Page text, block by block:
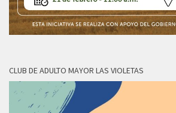
CLUB DE ADULTO MAYOR LAS VIOLETAS